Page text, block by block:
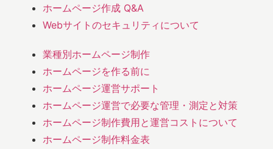
ホームページ作成 Q&A
Webサイトのセキュリティについて
業種別ホームページ制作
ホームページを作る前に
ホームページ運営サポート
ホームページ運営で必要な管理・測定と対策
ホームページ制作費用と運営コストについて
ホームページ制作料金表